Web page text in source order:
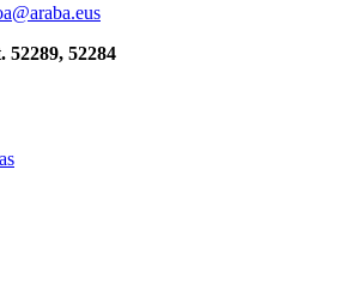
52289, 52284